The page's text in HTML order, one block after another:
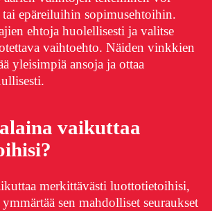
epäreiluihin sopimusehtoihin.
ehtoja huolellisesti ja valitse
vaihtoehto. Näiden vinkkien
yleisimpiä ansoja ja ottaa
vaikuttaa
merkittävästi luottotietoihisi,
sen mahdolliset seuraukset